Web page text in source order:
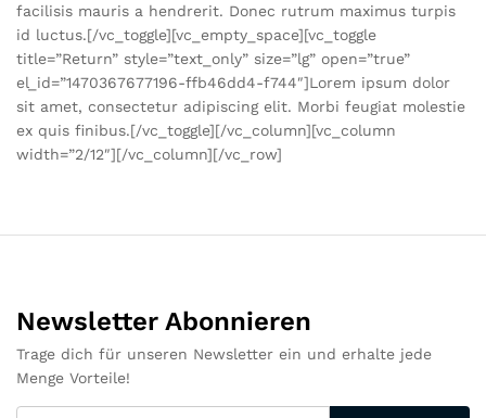
facilisis mauris a hendrerit. Donec rutrum maximus turpis
id luctus.[/vc_toggle][vc_empty_space][vc_toggle
title=”Return” style=”text_only” size=”lg” open=”true”
el_id=”1470367677196-ffb46dd4-f744″]Lorem ipsum dolor
sit amet, consectetur adipiscing elit. Morbi feugiat molestie
ex quis finibus.[/vc_toggle][/vc_column][vc_column
width=”2/12″][/vc_column][/vc_row]
Newsletter Abonnieren
Trage dich für unseren Newsletter ein und erhalte jede
Menge Vorteile!